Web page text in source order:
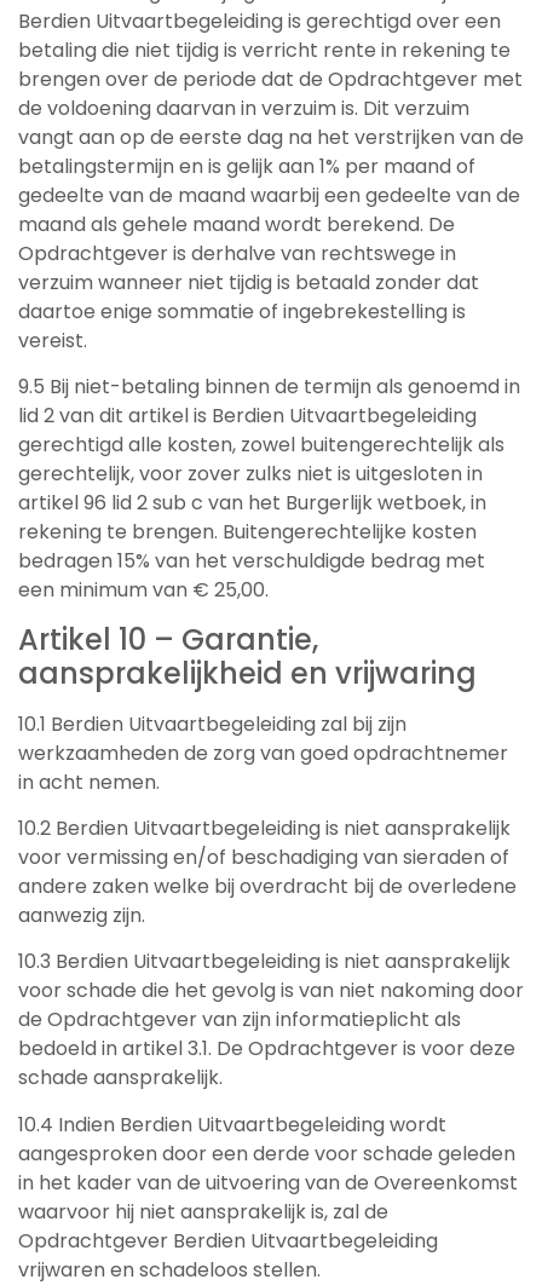
Berdien Uitvaartbegeleiding is gerechtigd over een
betaling die niet tijdig is verricht rente in rekening te
brengen over de periode dat de Opdrachtgever met
de voldoening daarvan in verzuim is. Dit verzuim
vangt aan op de eerste dag na het verstrijken van de
betalingstermijn en is gelijk aan 1% per maand of
gedeelte van de maand waarbij een gedeelte van de
maand als gehele maand wordt berekend. De
Opdrachtgever is derhalve van rechtswege in
verzuim wanneer niet tijdig is betaald zonder dat
daartoe enige sommatie of ingebrekestelling is
vereist.
9.5 Bij niet-betaling binnen de termijn als genoemd in
lid 2 van dit artikel is Berdien Uitvaartbegeleiding
gerechtigd alle kosten, zowel buitengerechtelijk als
gerechtelijk, voor zover zulks niet is uitgesloten in
artikel 96 lid 2 sub c van het Burgerlijk wetboek, in
rekening te brengen. Buitengerechtelijke kosten
bedragen 15% van het verschuldigde bedrag met
een minimum van € 25,00.
Artikel 10 – Garantie,
aansprakelijkheid en vrijwaring
10.1 Berdien Uitvaartbegeleiding zal bij zijn
werkzaamheden de zorg van goed opdrachtnemer
in acht nemen.
10.2 Berdien Uitvaartbegeleiding is niet aansprakelijk
voor vermissing en/of beschadiging van sieraden of
andere zaken welke bij overdracht bij de overledene
aanwezig zijn.
10.3 Berdien Uitvaartbegeleiding is niet aansprakelijk
voor schade die het gevolg is van niet nakoming door
de Opdrachtgever van zijn informatieplicht als
bedoeld in artikel 3.1. De Opdrachtgever is voor deze
schade aansprakelijk.
10.4 Indien Berdien Uitvaartbegeleiding wordt
aangesproken door een derde voor schade geleden
in het kader van de uitvoering van de Overeenkomst
waarvoor hij niet aansprakelijk is, zal de
Opdrachtgever Berdien Uitvaartbegeleiding
vrijwaren en schadeloos stellen.